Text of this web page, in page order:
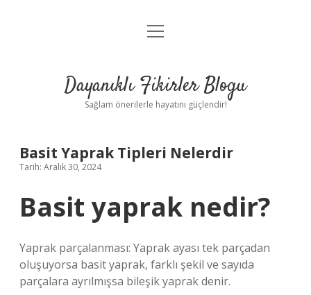
Anasayfa
Yasal Uyarı
menüyü
Dayanıklı Fikirler Blogu
Sağlam önerilerle hayatını güçlendir!
Basit Yaprak Tipleri Nelerdir
Tarih: Aralık 30, 2024
Basit yaprak nedir?
Yaprak parçalanması: Yaprak ayası tek parçadan
oluşuyorsa basit yaprak, farklı şekil ve sayıda
parçalara ayrılmışsa bileşik yaprak denir.